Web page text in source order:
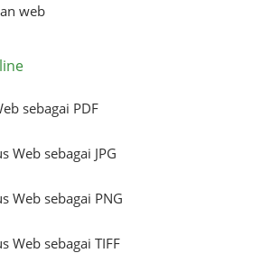
web
sebagai PDF
Web sebagai JPG
Web sebagai PNG
Web sebagai TIFF